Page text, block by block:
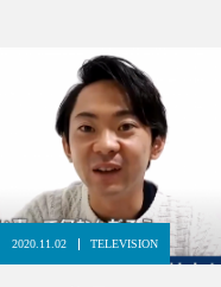
2020.11.02 TELEVISION